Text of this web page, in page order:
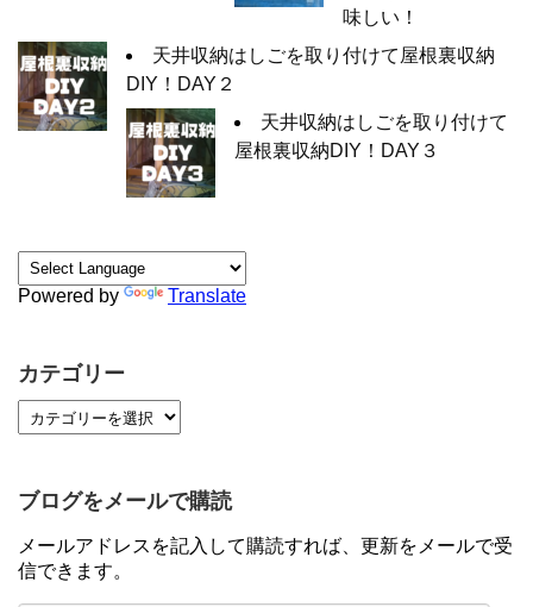
味しい！
天井収納はしごを取り付けて屋根裏収納
DIY！DAY２
天井収納はしごを取り付けて
屋根裏収納DIY！DAY３
Powered by Translate
カテゴリー
ブログをメールで購読
メールアドレスを記入して購読すれば、更新をメールで受
信できます。